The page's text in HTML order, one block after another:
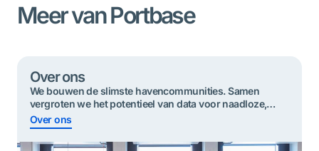
Meer van Portbase
Over ons
We bouwen de slimste havencommunities. Samen
vergroten we het potentieel van data voor ​​naadloze,
duurzame en veilige goederenstromen.
Over ons